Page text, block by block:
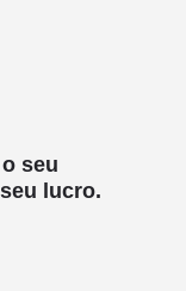
seu
lucro.